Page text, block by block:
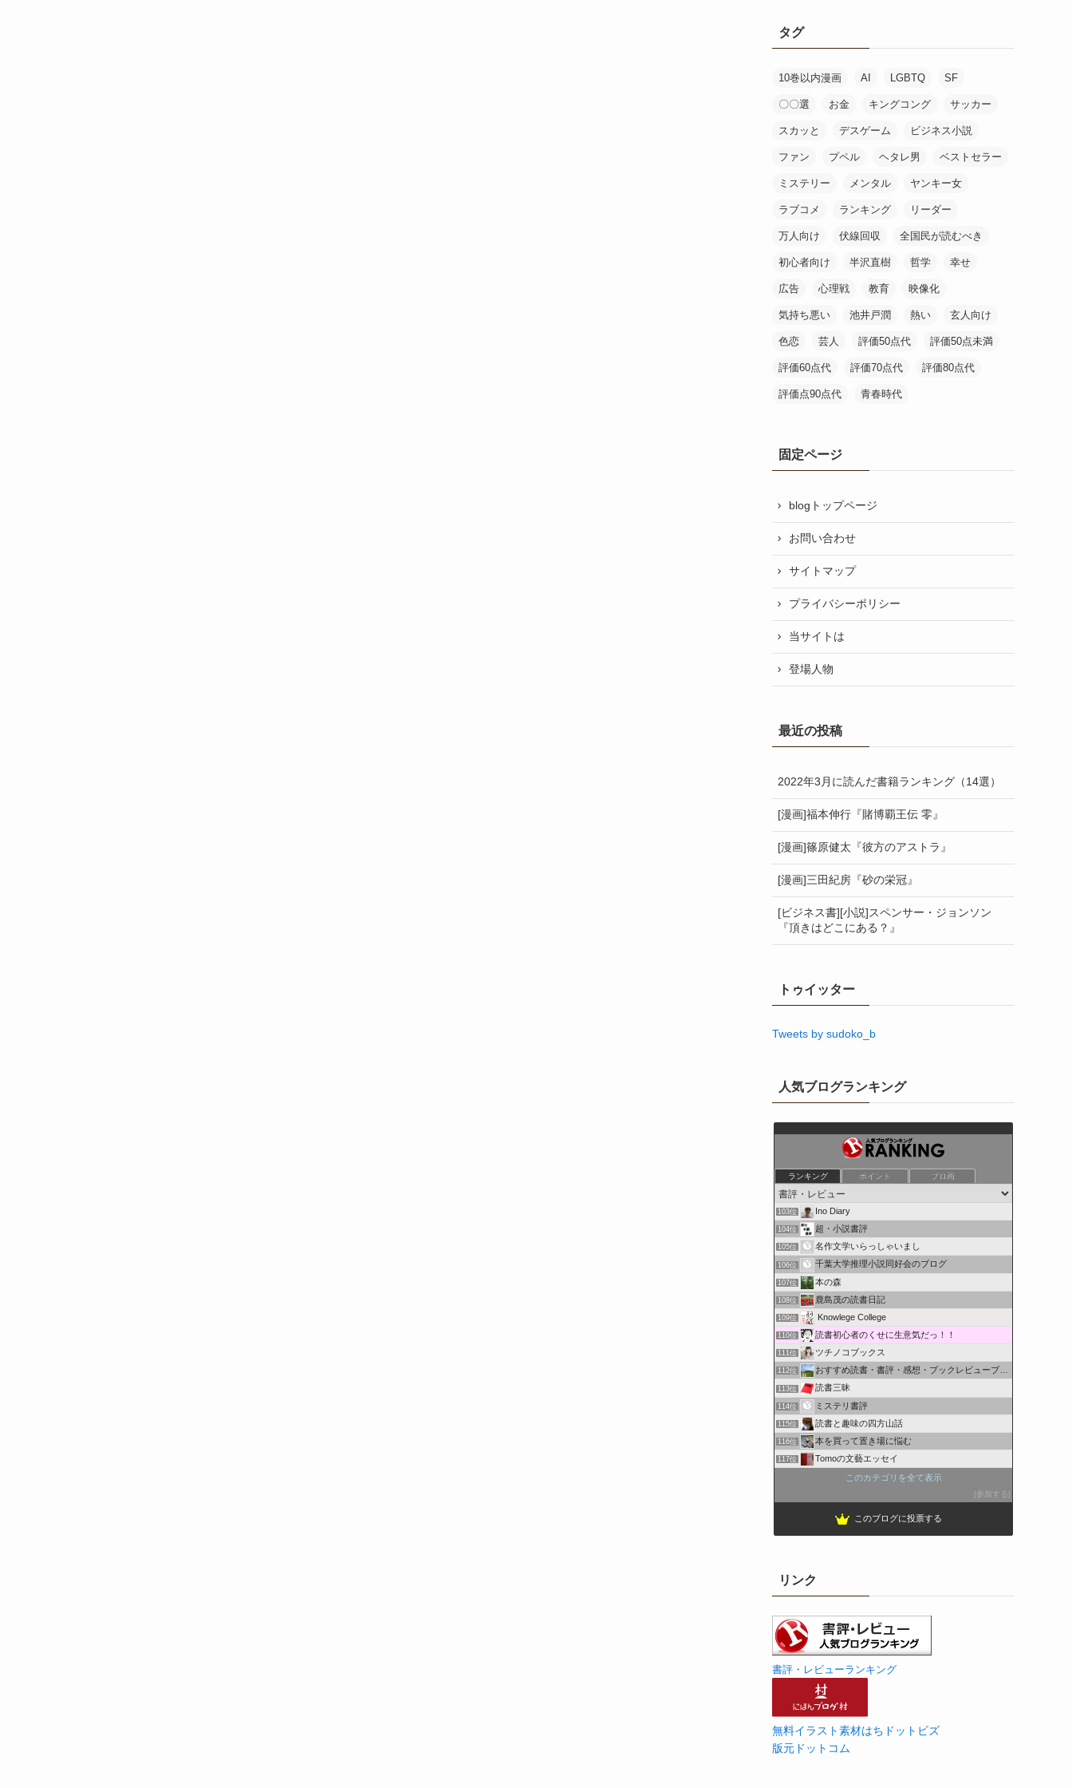
タグ
10巻以内漫画 AI LGBTQ SF
〇〇選 お金 キングコング サッカー
スカッと デスゲーム ビジネス小説
ファン プペル ヘタレ男 ベストセラー
ミステリー メンタル ヤンキー女
ラブコメ ランキング リーダー
万人向け 伏線回収 全国民が読むべき
初心者向け 半沢直樹 哲学 幸せ
広告 心理戦 教育 映像化
気持ち悪い 池井戸潤 熱い 玄人向け
色恋 芸人 評価50点代 評価50点未満
評価60点代 評価70点代 評価80点代
評価点90点代 青春時代
固定ページ
blogトップページ
お問い合わせ
サイトマップ
プライバシーポリシー
当サイトは
登場人物
最近の投稿
2022年3月に読んだ書籍ランキング（14選）
[漫画]福本伸行『賭博覇王伝 零』
[漫画]篠原健太『彼方のアストラ』
[漫画]三田紀房『砂の栄冠』
[ビジネス書][小説]スペンサー・ジョンソン
『頂きはどこにある？』
トゥイッター
Tweets by sudoko_b
人気ブログランキング
ランキング ポイント ブロ画
103位 Ino Diary
104位 超・小説書評
105位 名作文学いらっしゃいまし
106位 千葉大学推理小説同好会のブログ
107位 本の森
108位 鹿島茂の読書日記
109位 Knowlege College
110位 読書初心者のくせに生意気だっ！！
111位 ツチノコブックス
112位 おすすめ読書・書評・感想・ブックレビューブログ
113位 読書三昧
114位 ミステリ書評
115位 読書と趣味の四方山話
116位 本を買って置き場に悩む
117位 Tomoの文藝エッセイ
このカテゴリを全て表示
参加する
このブログに投票する
リンク
書評・レビューランキング
無料イラスト素材はちドットビズ
版元ドットコム